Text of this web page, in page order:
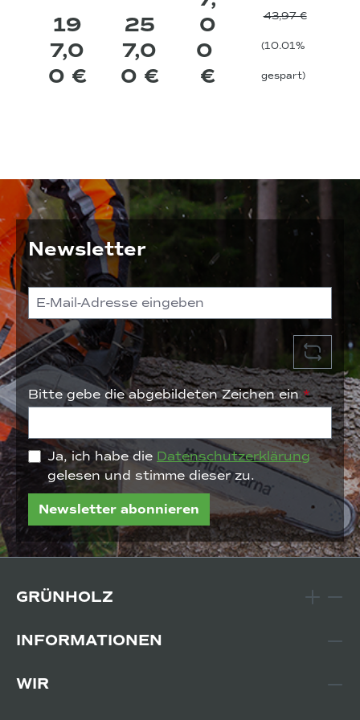
19
7,0
0 €
25
7,0
0 €
0
0
€
43,97 €
(10.01%
gespart)
Newsletter
Bitte gebe die abgebildeten Zeichen ein*
Ja, ich habe die Datenschutzerklärung
gelesen und stimme dieser zu.
Newsletter abonnieren
GRÜNHOLZ
INFORMATIONEN
WIR